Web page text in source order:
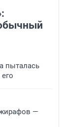
пыталась
—